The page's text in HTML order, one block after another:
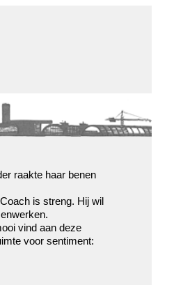
contact
nieuwsbrief
raakte haar benen
is streng. Hij wil
vind aan deze
voor sentiment: